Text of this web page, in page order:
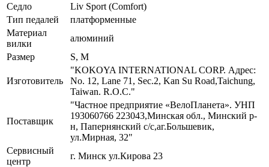
Седло
Liv Sport (Comfort)
Тип педалей
платформенные
Материал
вилки
алюминий
Размер
S, M
Изготовитель
"KOKOYA INTERNATIONAL CORP. Адрес:
No. 12, Lane 71, Sec.2, Kan Su Road,Taichung,
Taiwan. R.O.C."
Поставщик
"Частное предприятие «ВелоПланета». УНП
193060766 223043,Минская обл., Минский р-
н, Папернянский с/с,аг.Большевик,
ул.Мирная, 32"
Сервисный
центр
г. Минск ул.Кирова 23